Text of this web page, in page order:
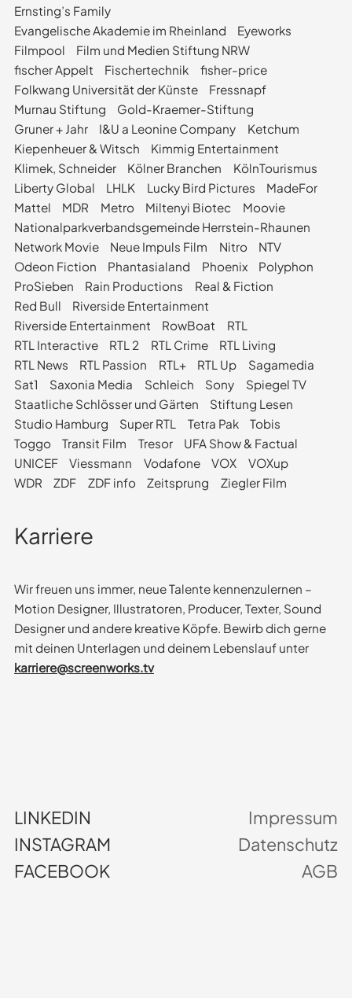
Ernsting’s Family
Evangelische Akademie im Rheinland
Eyeworks
Filmpool
Film und Medien Stiftung NRW
fischer Appelt
Fischertechnik
fisher-price
Folkwang Universität der Künste
Fressnapf
Murnau Stiftung
Gold-Kraemer-Stiftung
Gruner + Jahr
I&U a Leonine Company
Ketchum
Kiepenheuer & Witsch
Kimmig Entertainment
Klimek, Schneider
Kölner Branchen
KölnTourismus
Liberty Global
LHLK Lucky Bird Pictures
MadeFor
Mattel
MDR Metro Miltenyi Biotec
Moovie
Nationalparkverbandsgemeinde Herrstein-Rhaunen
Network Movie
Neue Impuls Film Nitro
NTV
Odeon Fiction
Phantasialand Phoenix
Polyphon
ProSieben
Rain Productions
Real & Fiction
Red Bull
Riverside Entertainment
Riverside Entertainment
RowBoat
RTL
RTL Interactive
RTL 2 RTL Crime
RTL Living
RTL News
RTL Passion RTL+ RTL Up
Sagamedia
Sat1
Saxonia Media Schleich Sony
Spiegel TV
Staatliche Schlösser und Gärten
Stiftung Lesen
Studio Hamburg
Super RTL Tetra Pak
Tobis
Toggo
Transit Film Tresor
UFA Show & Factual
UNICEF
Viessmann Vodafone VOX
VOXup
WDR
ZDF ZDF info Zeitsprung Ziegler Film
Karriere
Wir freuen uns immer, neue Talente kennenzulernen –
Motion Designer, Illustratoren, Producer, Texter, Sound
Designer und andere kreative Köpfe. Bewirb dich gerne
mit deinen Unterlagen und deinem Lebenslauf unter
karriere@screenworks.tv
LINKEDIN
INSTAGRAM
FACEBOOK
Impressum
Datenschutz
AGB